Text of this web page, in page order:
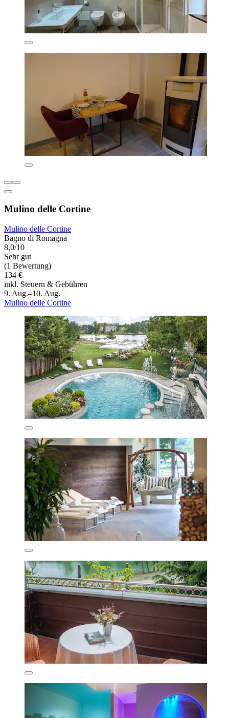
Mulino delle Cortine
Mulino delle Cortine
Bagno di Romagna
8,0/10
Sehr gut
(1 Bewertung)
134 €
inkl. Steuern & Gebühren
9. Aug.–10. Aug.
Mulino delle Cortine